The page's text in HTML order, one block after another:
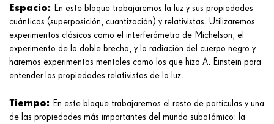
Espacio: En este bloque trabajaremos la luz y sus propiedades
cuánticas (superposición, cuantización) y relativistas. Utilizaremos
experimentos clásicos como el interferómetro de Michelson, el
experimento de la doble brecha, y la radiación del cuerpo negro y
haremos experimentos mentales como los que hizo A. Einstein para
entender las propiedades relativistas de la luz.
Tiempo: En este bloque trabajaremos el resto de partículas y una
de las propiedades más importantes del mundo subatómico: la